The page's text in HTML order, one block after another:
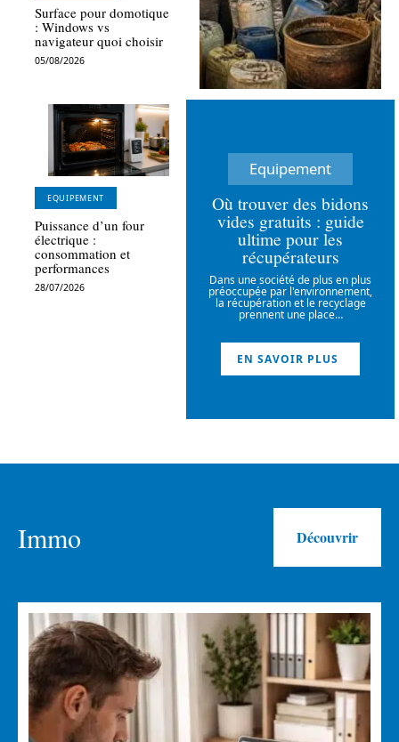
Surface pour domotique
: Windows vs
navigateur quoi choisir
05/08/2026
EQUIPEMENT
Puissance d’un four
électrique :
consommation et
performances
28/07/2026
Equipement
Où trouver des bidons
vides gratuits : guide
ultime pour les
récupérateurs
Dans une société de plus en plus
préoccupée par l'environnement,
la récupération et le recyclage
prennent une place…
EN SAVOIR PLUS
Immo Découvrir